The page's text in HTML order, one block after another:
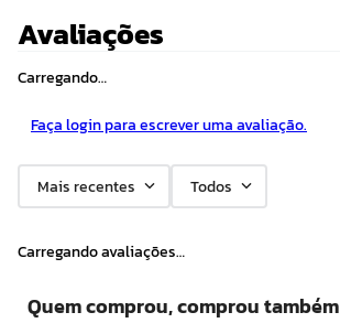
Avaliações
Carregando…
Faça login para escrever uma avaliação.
Mais recentes Todos
Carregando avaliações…
Quem comprou, comprou também